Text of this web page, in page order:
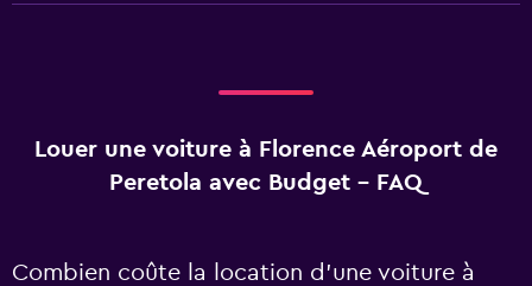
Louer une voiture à Florence Aéroport de
Peretola avec Budget - FAQ
Combien coûte la location d’une voiture à